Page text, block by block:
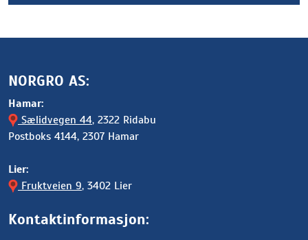
NORGRO AS:
Hamar:
Sælidvegen 44, 2322 Ridabu
Postboks 4144, 2307 Hamar
Lier:
Fruktveien 9, 3402 Lier
Kontaktinformasjon: